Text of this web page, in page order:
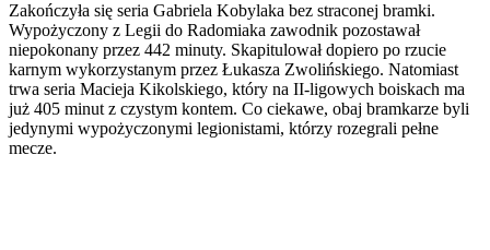
Zakończyła się seria Gabriela Kobylaka bez straconej bramki.
Wypożyczony z Legii do Radomiaka zawodnik pozostawał
niepokonany przez 442 minuty. Skapitulował dopiero po rzucie
karnym wykorzystanym przez Łukasza Zwolińskiego. Natomiast
trwa seria Macieja Kikolskiego, który na II-ligowych boiskach ma
już 405 minut z czystym kontem. Co ciekawe, obaj bramkarze byli
jedynymi wypożyczonymi legionistami, którzy rozegrali pełne
mecze.